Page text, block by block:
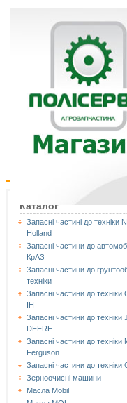
Каталог
Запасні частині до техніки
Holland
Запасні частини до
КрАЗ
Запасні частини до
техніки
Запасні частини до техніки
IH
Запасні частини до техніки
DEERE
Запасні частини до техніки
Ferguson
Запасні частини до техніки
Зерноочисні машини
Масла Mobil